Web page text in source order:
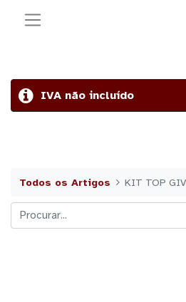
IVA não incluído
Todos os Artigos KIT TOP